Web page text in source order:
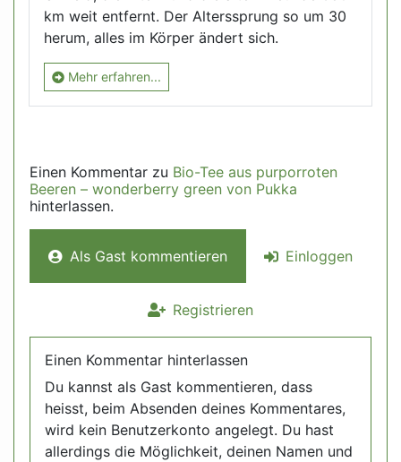
km weit entfernt. Der Alterssprung so um 30
herum, alles im Körper ändert sich.
Mehr erfahren...
Einen Kommentar zu Bio-Tee aus purporroten
Beeren – wonderberry green von Pukka
hinterlassen.
Als Gast kommentieren Einloggen
Registrieren
Einen Kommentar hinterlassen
Du kannst als Gast kommentieren, dass
heisst, beim Absenden deines Kommentares,
wird kein Benutzerkonto angelegt. Du hast
allerdings die Möglichkeit, deinen Namen und